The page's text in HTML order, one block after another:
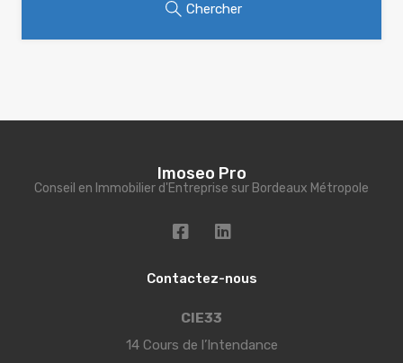
Chercher
Imoseo Pro
Conseil en Immobilier d'Entreprise sur Bordeaux Métropole
Contactez-nous
CIE33
14 Cours de l’Intendance